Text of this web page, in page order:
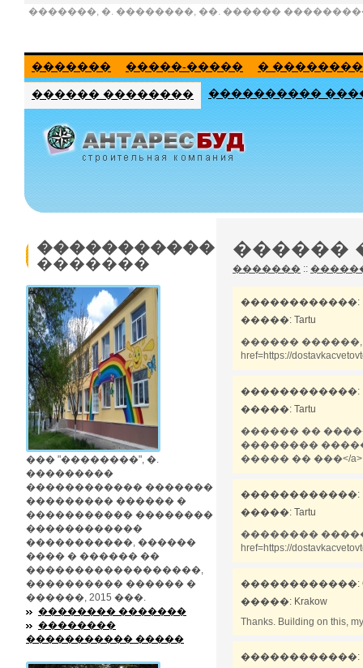
�������, �. ��������, ��. ������
������� �����-����� � ��������
������ �������� ����������
�����������
�������
��� "��������", �.
���������
������������ �������
��������� ������ �
����������� ��������
������������
�����������, ������
���� � ������ ��
������������������,
���������� ������ �
������, 2015 ���.
�������� �������
��������
����������� �����
������
������� ::
������������:
�����: Tartu
������ ������,
href=https://
������������:
�����: Tartu
������ ��
�������� ������!
����� �� ���</a>
������������:
�����: Tartu
��������
href=https://
������������:
�����: Krakow
Thanks. Building on this,
������������: